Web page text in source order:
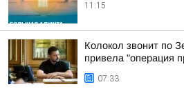
11:15
Колокол звонит по
привела "операция
07:33